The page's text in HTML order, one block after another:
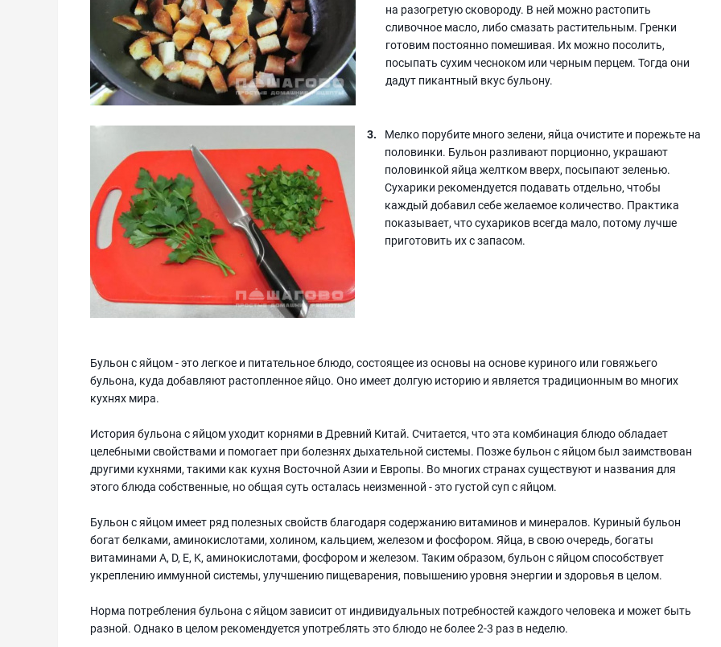
на разогретую сковороду. В ней можно растопить
сливочное масло, либо смазать растительным. Гренки
готовим постоянно помешивая. Их можно посолить,
посыпать сухим чесноком или черным перцем. Тогда они
дадут пикантный вкус бульону.
Мелко порубите много зелени, яйца очистите и порежьте на
половинки. Бульон разливают порционно, украшают
половинкой яйца желтком вверх, посыпают зеленью.
Сухарики рекомендуется подавать отдельно, чтобы
каждый добавил себе желаемое количество. Практика
показывает, что сухариков всегда мало, потому лучше
приготовить их с запасом.
Бульон с яйцом - это легкое и питательное блюдо, состоящее из основы на основе куриного или говяжьего
бульона, куда добавляют растопленное яйцо. Оно имеет долгую историю и является традиционным во многих
кухнях мира.
История бульона с яйцом уходит корнями в Древний Китай. Считается, что эта комбинация блюдо обладает
целебными свойствами и помогает при болезнях дыхательной системы. Позже бульон с яйцом был заимствован
другими кухнями, такими как кухня Восточной Азии и Европы. Во многих странах существуют и названия для
этого блюда собственные, но общая суть осталась неизменной - это густой суп с яйцом.
Бульон с яйцом имеет ряд полезных свойств благодаря содержанию витаминов и минералов. Куриный бульон
богат белками, аминокислотами, холином, кальцием, железом и фосфором. Яйца, в свою очередь, богаты
витаминами А, D, E, K, аминокислотами, фосфором и железом. Таким образом, бульон с яйцом способствует
укреплению иммунной системы, улучшению пищеварения, повышению уровня энергии и здоровья в целом.
Норма потребления бульона с яйцом зависит от индивидуальных потребностей каждого человека и может быть
разной. Однако в целом рекомендуется употреблять это блюдо не более 2-3 раз в неделю.